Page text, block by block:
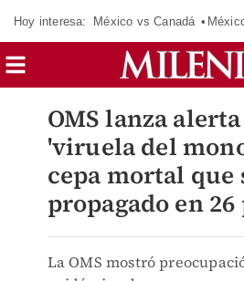
Hoy interesa: México vs Canadá
OMS lanza
'viruela del
cepa mortal que
propagado en 26
La OMS mostró